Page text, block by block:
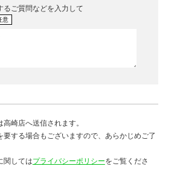
るご質問などを入力して
意
崎店へ送信されます。
要する場合もございますので、あらかじめご了
関してはプライバシーポリシーをご覧くださ